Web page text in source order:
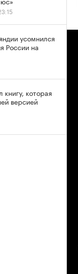
усомнился
России на
книгу, которая
версией